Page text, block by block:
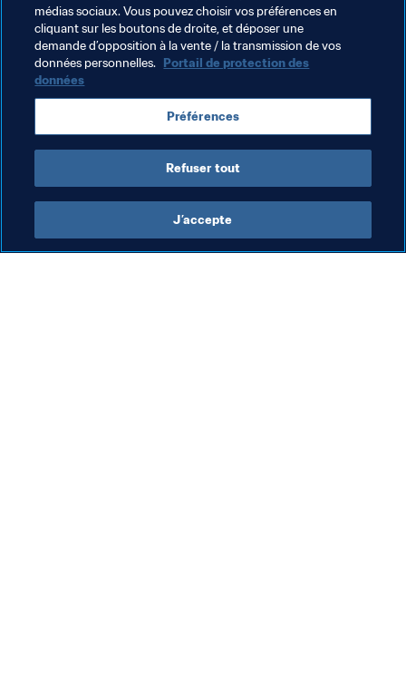
Thèmes en lien
Fiji New Caledonia New Zealand
Papua New Guinea Samoa Solomon Islands
Tahiti Vanuatu OFC
médias sociaux. Vous pouvez choisir vos préférences en
cliquant sur les boutons de droite, et déposer une
demande d’opposition à la vente / la transmission de vos
données personnelles. Portail de protection des
données
Préférences
Refuser tout
J’accepte